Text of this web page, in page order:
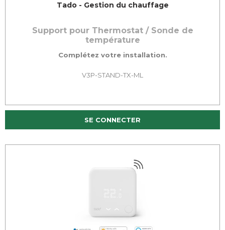
Tado - Gestion du chauffage
Support pour Thermostat / Sonde de
température
Complétez votre installation.
V3P-STAND-TX-ML
SE CONNECTER